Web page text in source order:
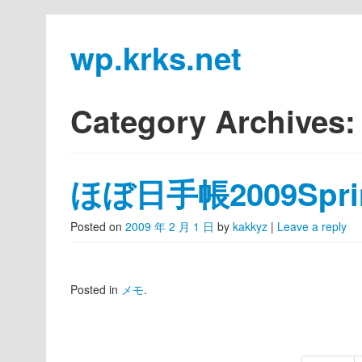
wp.krks.net
Main menu
Category
ほぼ日手帳
Posted on 2009 年 2 月 1 日 by kakkyz | Leave a reply
Posted in メモ.